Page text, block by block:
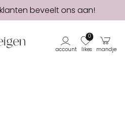
beveelt ons aan!
GRATIS
account likes
0
mandje